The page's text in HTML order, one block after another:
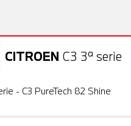
CITROEN C3 3ª serie
OFFERTA
22 Foto
- C3 PureTech 82 Shine